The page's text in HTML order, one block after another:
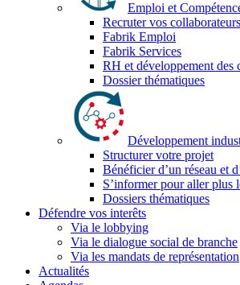
Emploi et
Recruter vos collaborateurs
Fabrik Emploi
Fabrik Services
RH et développement des
Dossier thématiques
Développement
Structurer votre projet
Bénéficier d’un réseau et
S’informer pour aller plus
Dossiers thématiques
Défendre vos interêts
Via le lobbying
Via le dialogue social de branche
Via les mandats de représentation
Actualités